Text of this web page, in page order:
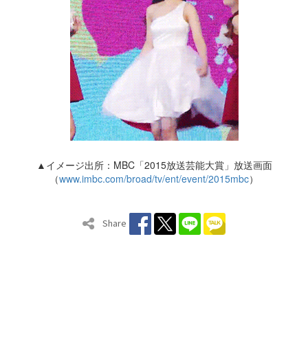
▲イメージ出所：MBC「2015放送芸能大賞」放送画面
（www.imbc.com/broad/tv/ent/event/2015mbc）
Share